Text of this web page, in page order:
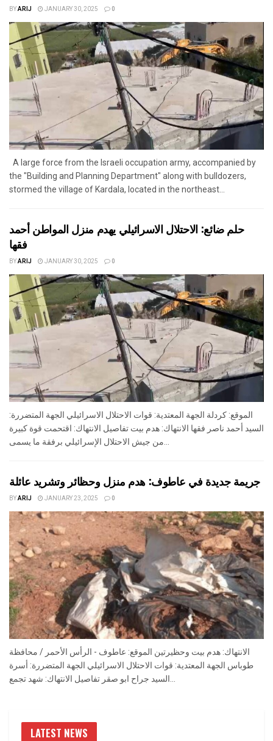
BYARIJ JANUARY 30, 2025 0
A large force from the Israeli occupation army, accompanied by
the "Building and Planning Department" along with bulldozers,
stormed the village of Kardala, located in the northeast...
حلم ضائع: الاحتلال الاسرائيلي يهدم منزل المواطن أحمد
فقها
BYARIJ JANUARY 30, 2025 0
الموقع: كردلة الجهة المعتدية: قوات الاحتلال الاسرائيلي الجهة المتضررة:
السيد أحمد ناصر فقها الانتهاك: هدم بيت تفاصيل الانتهاك: اقتحمت قوة كبيرة
جريمة جديدة في عاطوف: هدم منزل وحظائر وتشريد عائلة
BYARIJ JANUARY 23, 2025 0
الانتهاك: هدم بيت وحظيرتين الموقع: عاطوف - الرأس الأحمر / محافظة
طوباس الجهة المعتدية: قوات الاحتلال الاسرائيلي الجهة المتضررة: أسرة
LATEST NEWS